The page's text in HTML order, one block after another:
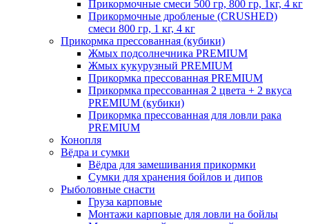
Прикормочные смеси 500 гр, 800 гр, 1кг, 4 кг
Прикормочные дробленые (CRUSHED)
смеси 800 гр, 1 кг, 4 кг
Прикормка прессованная (кубики)
Жмых подсолнечника PREMIUM
Жмых кукурузный PREMIUM
Прикормка прессованная PREMIUM
Прикормка прессованная 2 цвета + 2 вкуса
PREMIUM (кубики)
Прикормка прессованная для ловли рака
PREMIUM
Конопля
Вёдра и сумки
Вёдра для замешивания прикормки
Сумки для хранения бойлов и дипов
Рыболовные снасти
Груза карповые
Монтажи карповые для ловли на бойлы